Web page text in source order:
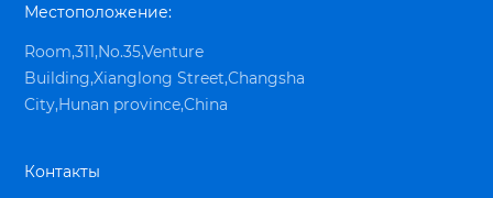
Местоположение:
Room,311,No.35,Venture
Building,Xianglong Street,Changsha
City,Hunan province,China
Контакты